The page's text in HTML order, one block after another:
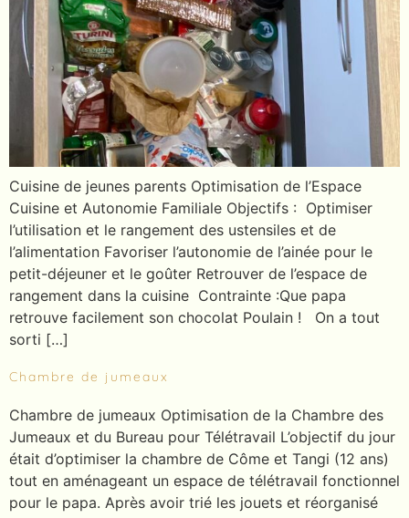
Cuisine de jeunes parents Optimisation de l’Espace
Cuisine et Autonomie Familiale Objectifs : Optimiser
l’utilisation et le rangement des ustensiles et de
l’alimentation Favoriser l’autonomie de l’ainée pour le
petit-déjeuner et le goûter Retrouver de l’espace de
rangement dans la cuisine Contrainte :Que papa
retrouve facilement son chocolat Poulain ! On a tout
sorti […]
Chambre de jumeaux
Chambre de jumeaux Optimisation de la Chambre des
Jumeaux et du Bureau pour Télétravail L’objectif du jour
était d’optimiser la chambre de Côme et Tangi (12 ans)
tout en aménageant un espace de télétravail fonctionnel
pour le papa. Après avoir trié les jouets et réorganisé